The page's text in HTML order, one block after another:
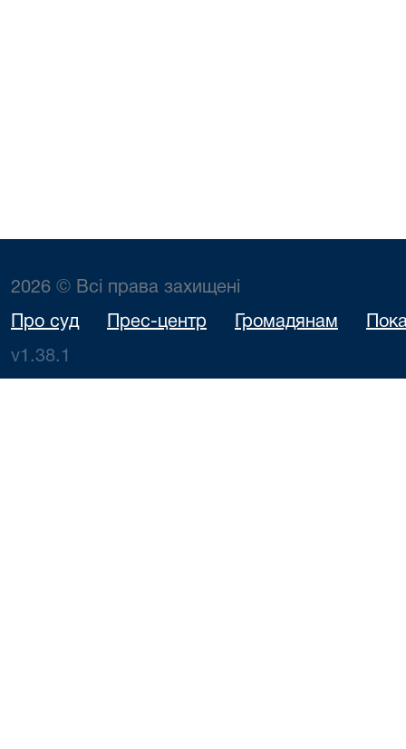
2026 © Всі права захищені
Про суд Прес-центр Громадянам
v1.38.1